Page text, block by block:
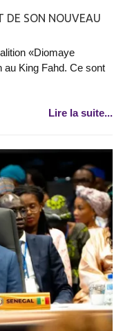
DE SON NOUVEAU
«Diomaye
au King Fahd. Ce sont
Lire la suite...